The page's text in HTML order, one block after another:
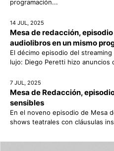
programación...
14 JUL, 2025
Mesa de redacción,
audiolibros en un mismo
El décimo episodio del
lujo: Diego Peretti hizo anuncios
7 JUL, 2025
Mesa de Redacción,
sensibles
En el noveno episodio de Mesa
shows teatrales con cláusulas